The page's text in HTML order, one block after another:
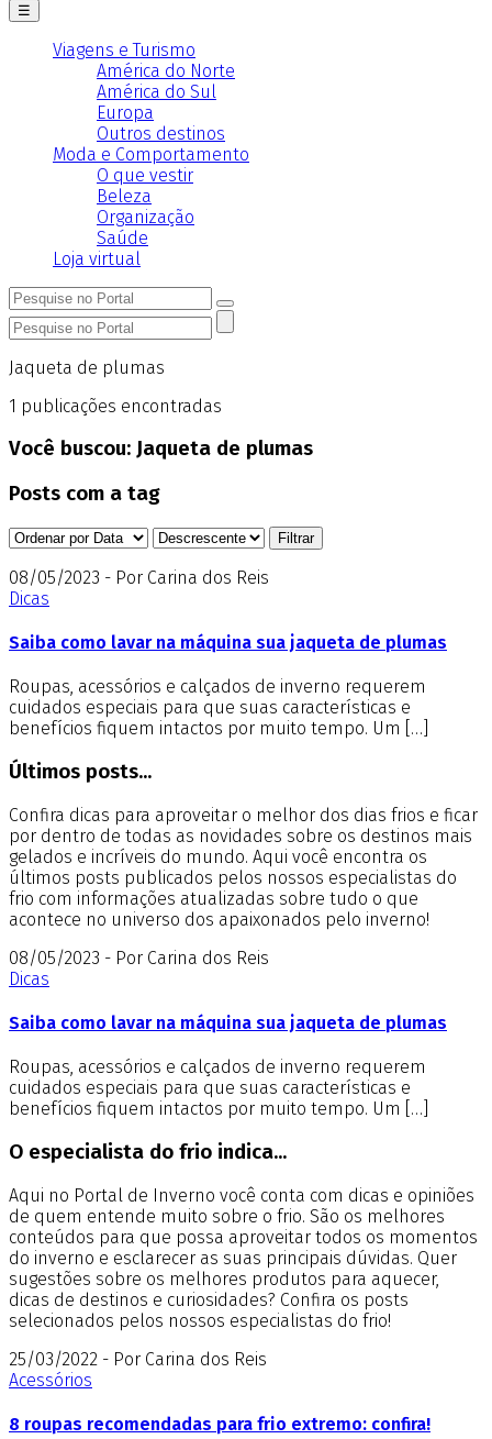
☰
Viagens e Turismo
América do Norte
América do Sul
Europa
Outros destinos
Moda e Comportamento
O que vestir
Beleza
Organização
Saúde
Loja virtual
Jaqueta de plumas
1 publicações encontradas
Você buscou: Jaqueta de plumas
Posts com a tag
08/05/2023 - Por Carina dos Reis
Dicas
Saiba como lavar na máquina sua jaqueta de plumas
Roupas, acessórios e calçados de inverno requerem
cuidados especiais para que suas características e
benefícios fiquem intactos por muito tempo. Um […]
Últimos posts...
Confira dicas para aproveitar o melhor dos dias frios e ficar
por dentro de todas as novidades sobre os destinos mais
gelados e incríveis do mundo. Aqui você encontra os
últimos posts publicados pelos nossos especialistas do
frio com informações atualizadas sobre tudo o que
acontece no universo dos apaixonados pelo inverno!
08/05/2023 - Por Carina dos Reis
Dicas
Saiba como lavar na máquina sua jaqueta de plumas
Roupas, acessórios e calçados de inverno requerem
cuidados especiais para que suas características e
benefícios fiquem intactos por muito tempo. Um […]
O especialista do frio indica...
Aqui no Portal de Inverno você conta com dicas e opiniões
de quem entende muito sobre o frio. São os melhores
conteúdos para que possa aproveitar todos os momentos
do inverno e esclarecer as suas principais dúvidas. Quer
sugestões sobre os melhores produtos para aquecer,
dicas de destinos e curiosidades? Confira os posts
selecionados pelos nossos especialistas do frio!
25/03/2022 - Por Carina dos Reis
Acessórios
8 roupas recomendadas para frio extremo: confira!